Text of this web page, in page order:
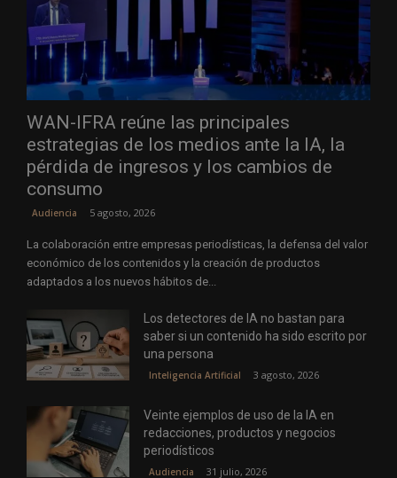
WAN-IFRA reúne las principales
estrategias de los medios ante la IA, la
pérdida de ingresos y los cambios de
consumo
Audiencia 5 agosto, 2026
La colaboración entre empresas periodísticas, la defensa del valor
económico de los contenidos y la creación de productos
adaptados a los nuevos hábitos de...
Los detectores de IA no bastan para
saber si un contenido ha sido escrito por
una persona
Inteligencia Artificial 3 agosto, 2026
Veinte ejemplos de uso de la IA en
redacciones, productos y negocios
periodísticos
Audiencia 31 julio, 2026